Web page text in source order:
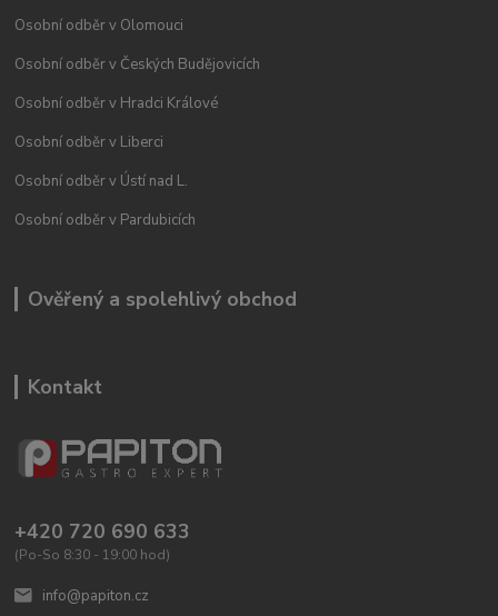
Osobní odběr v Olomouci
Osobní odběr v Českých Budějovicích
Osobní odběr v Hradci Králové
Osobní odběr v Liberci
Osobní odběr v Ústí nad L.
Osobní odběr v Pardubicích
Ověřený a spolehlivý obchod
Kontakt
+420 720 690 633
(Po-So 8:30 - 19:00 hod)
info@papiton.cz